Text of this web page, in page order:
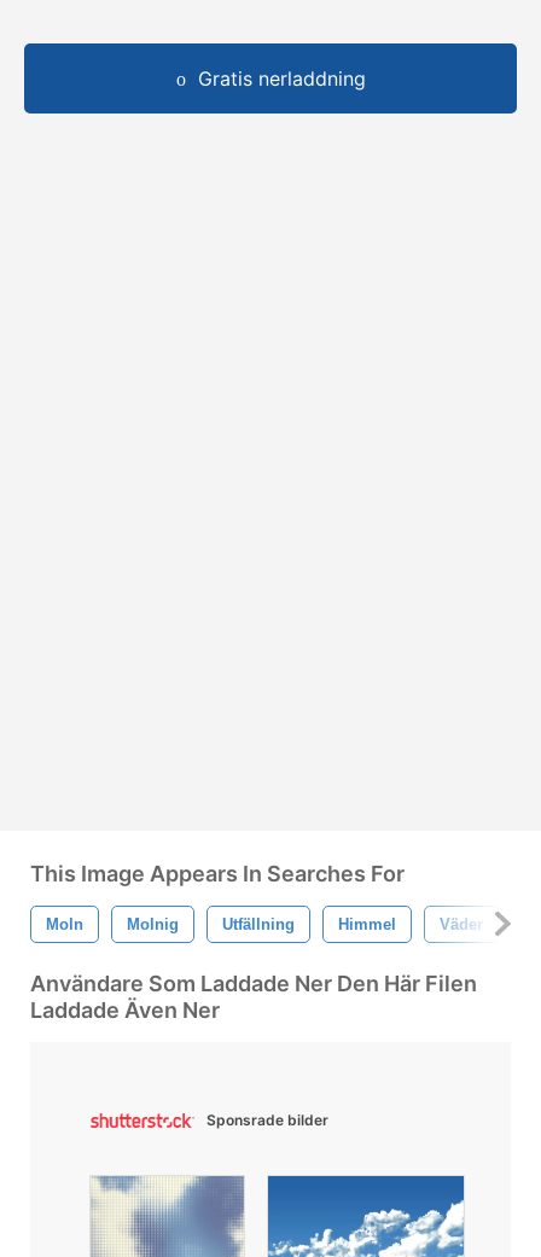
Gratis nerladdning
This Image Appears In Searches For
Moln Molnig Utfällning Himmel Väder
Användare Som Laddade Ner Den Här Filen
Laddade Även Ner
Sponsrade bilder